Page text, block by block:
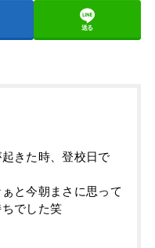
送る
きた時、登校日で
と今朝まさに思って
でした笑